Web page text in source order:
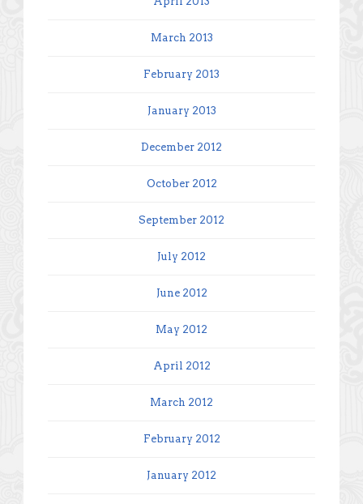
March 2013
February 2013
January 2013
December 2012
October 2012
September 2012
July 2012
June 2012
May 2012
April 2012
March 2012
February 2012
January 2012